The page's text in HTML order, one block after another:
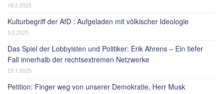
18.2.2025
Kulturbegriff der AfD : Aufgeladen mit völkischer Ideologie
5.2.2025
Das Spiel der Lobbyisten und Politiker: Erik Ahrens – Ein tiefer
Fall innerhalb der rechtsextremen Netzwerke
23.1.2025
Petition: Finger weg von unserer Demokratie, Herr Musk